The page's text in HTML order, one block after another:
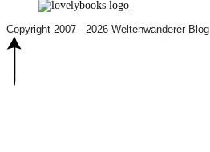
Copyright 2007 - 2026 Weltenwanderer Blog